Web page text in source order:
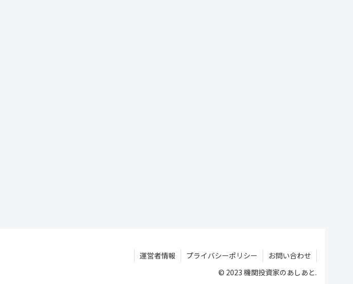
運営者情報 プライバシーポリシー
お問い合わせ
© 2023 機関投資家のあしあと.